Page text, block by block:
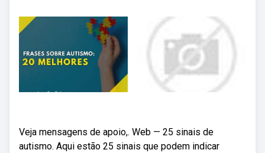
Veja mensagens de apoio,. Web — 25 sinais de
autismo. Aqui estão 25 sinais que podem indicar